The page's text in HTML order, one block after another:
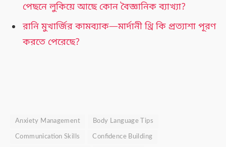
পেছনে লুকিয়ে আছে কোন বৈজ্ঞানিক ব্যাখ্যা?
রানি মুখার্জির কামব্যাক—মার্দানী থ্রি কি প্রত্যাশা পূরণ
করতে পেরেছে?
Anxiety Management Body Language Tips
Communication Skills Confidence Building